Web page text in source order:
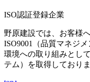
ISO認証登録企業
野原建設では、お客様
ISO9001（品質マネジメ
環境への取り組みとし
テム）を取得しておりま